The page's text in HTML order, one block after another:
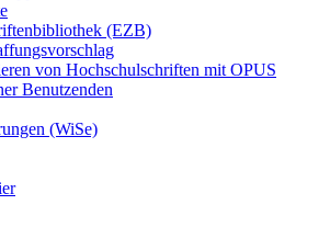
(EZB)
von Hochschulschriften mit OPUS
Benutzenden
(WiSe)